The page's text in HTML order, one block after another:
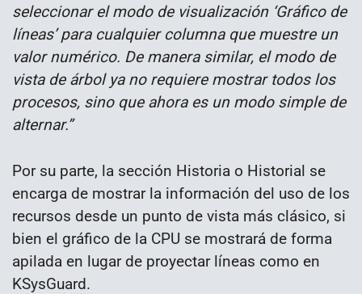
seleccionar el modo de visualización ‘Gráfico de
líneas’ para cualquier columna que muestre un
valor numérico. De manera similar, el modo de
vista de árbol ya no requiere mostrar todos los
procesos, sino que ahora es un modo simple de
alternar.”
Por su parte, la sección Historia o Historial se
encarga de mostrar la información del uso de los
recursos desde un punto de vista más clásico, si
bien el gráfico de la CPU se mostrará de forma
apilada en lugar de proyectar líneas como en
KSysGuard.